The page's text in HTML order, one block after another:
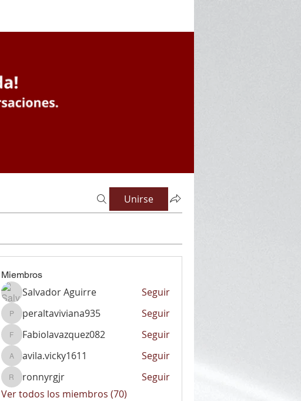
Unirse
Miembros
Salvador Aguirre Seguir
peraltaviviana935
peraltaviviana935 Seguir
Fabiolavazquez082
Fabiolavazquez082 Seguir
avila.vicky1611
avila.vicky1611 Seguir
ronnyrgjr
ronnyrgjr
Seguir
Ver todos los miembros (70)